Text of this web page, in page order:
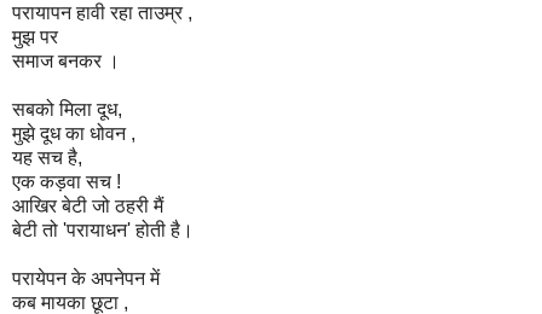
परायापन हावी रहा ताउम्र ,
मुझ पर
समाज बनकर ।
सबको मिला दूध,
मुझे दूध का धोवन ,
यह सच है,
एक कड़वासच !
आखिर बेटी जो ठहरी मैं
बेटी तो 'परायाधन' होती है।
परायेपन के अपनेपन में
कब मायका छूटा ,